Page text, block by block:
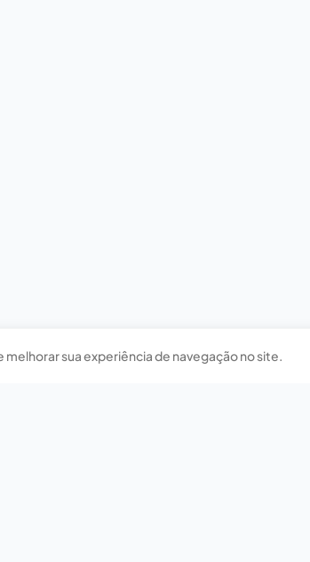
sua experiência de navegação no site.